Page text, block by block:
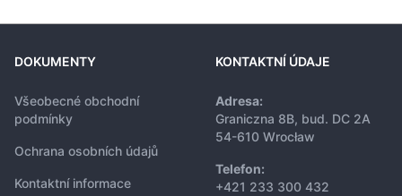
DOKUMENTY
Všeobecné obchodní
podmínky
Ochrana osobních údajů
Kontaktní informace
KONTAKTNÍ ÚDAJE
Adresa:
Graniczna 8B, bud. DC 2A
54-610 Wrocław
Telefon:
+421 233 300 432